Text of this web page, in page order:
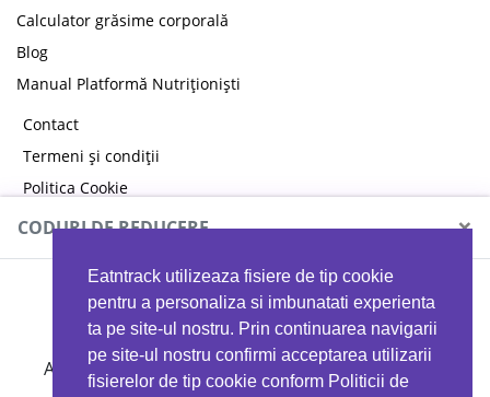
Eatntrack utilizeaza fisiere de tip cookie
pentru a personaliza si imbunatati experienta
ta pe site-ul nostru. Prin continuarea navigarii
pe site-ul nostru confirmi acceptarea utilizarii
fisierelor de tip cookie conform Politicii de
Calculator grăsime corporală
Blog
Manual Platformă Nutriționiști
Contact
Termeni și condiții
Politica Cookie
Politica de confidențialitate
CODURI DE REDUCERE ×
MYPROTEIN
Ai 40%reducere la orice comandă folosind codul